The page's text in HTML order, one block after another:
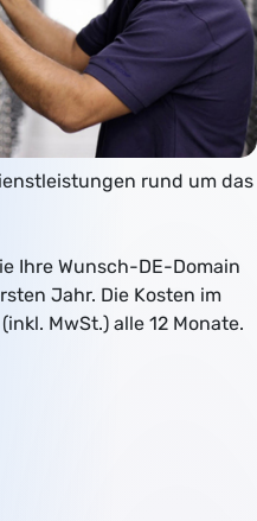
rund um das
Ihre Wunsch-DE-Domain
Jahr. Die Kosten im
MwSt.) alle 12 Monate.